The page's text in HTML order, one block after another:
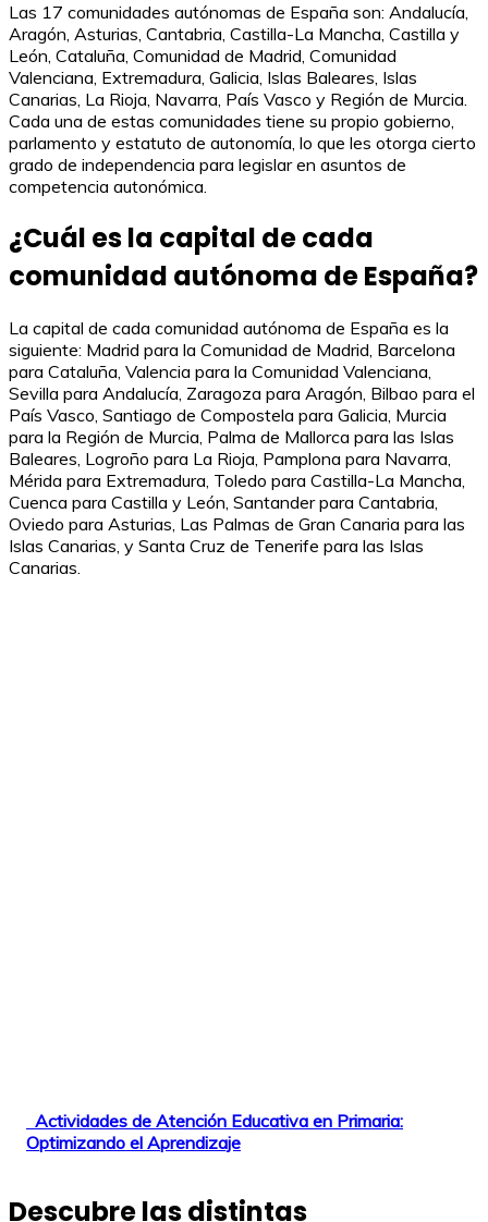
Las 17 comunidades autónomas de España son: Andalucía,
Aragón, Asturias, Cantabria, Castilla-La Mancha, Castilla y
León, Cataluña, Comunidad de Madrid, Comunidad
Valenciana, Extremadura, Galicia, Islas Baleares, Islas
Canarias, La Rioja, Navarra, País Vasco y Región de Murcia.
Cada una de estas comunidades tiene su propio gobierno,
parlamento y estatuto de autonomía, lo que les otorga cierto
grado de independencia para legislar en asuntos de
competencia autonómica.
¿Cuál es la capital de cada
comunidad autónoma de España?
La capital de cada comunidad autónoma de España es la
siguiente: Madrid para la Comunidad de Madrid, Barcelona
para Cataluña, Valencia para la Comunidad Valenciana,
Sevilla para Andalucía, Zaragoza para Aragón, Bilbao para el
País Vasco, Santiago de Compostela para Galicia, Murcia
para la Región de Murcia, Palma de Mallorca para las Islas
Baleares, Logroño para La Rioja, Pamplona para Navarra,
Mérida para Extremadura, Toledo para Castilla-La Mancha,
Cuenca para Castilla y León, Santander para Cantabria,
Oviedo para Asturias, Las Palmas de Gran Canaria para las
Islas Canarias, y Santa Cruz de Tenerife para las Islas
Canarias.
Actividades de Atención Educativa en Primaria:
Optimizando el Aprendizaje
Descubre las distintas